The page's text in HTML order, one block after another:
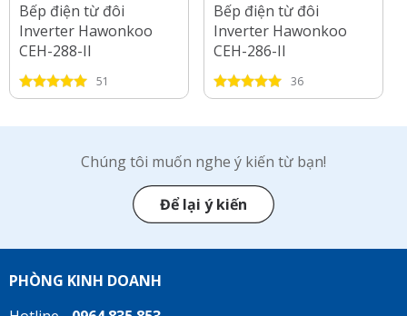
Bếp điện từ đôi
Inverter Hawonkoo
CEH-288-II
51
Bếp điện từ đôi
Inverter Hawonkoo
CEH-286-II
36
Chúng tôi muốn nghe ý kiến từ bạn!
Để lại ý kiến
PHÒNG KINH DOANH